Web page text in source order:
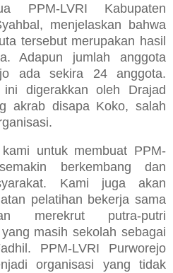
PPM-LVRI Kabupaten
menjelaskan bahwa
tersebut merupakan hasil
Adapun jumlah anggota
ada sekira 24 anggota.
ini digerakkan oleh Drajad
akrab disapa Koko, salah
untuk membuat PPM-
berkembang dan
Kami juga akan
pelatihan bekerja sama
merekrut putra-putri
masih sekolah sebagai
PPM-LVRI Purworejo
organisasi yang tidak